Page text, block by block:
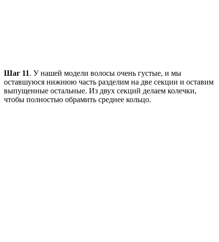
Шаг 11. У нашей модели волосы очень густые, и мы
оставшуюся нижнюю часть разделим на две секции и оставим
выпущенные остальные. Из двух секций делаем колечки,
чтобы полностью обрамить среднее кольцо.